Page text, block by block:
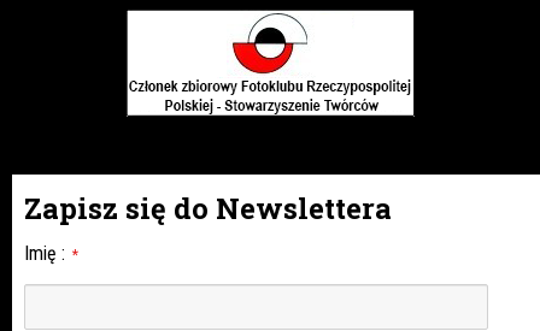
Zapisz się do Newslettera
Imię : *